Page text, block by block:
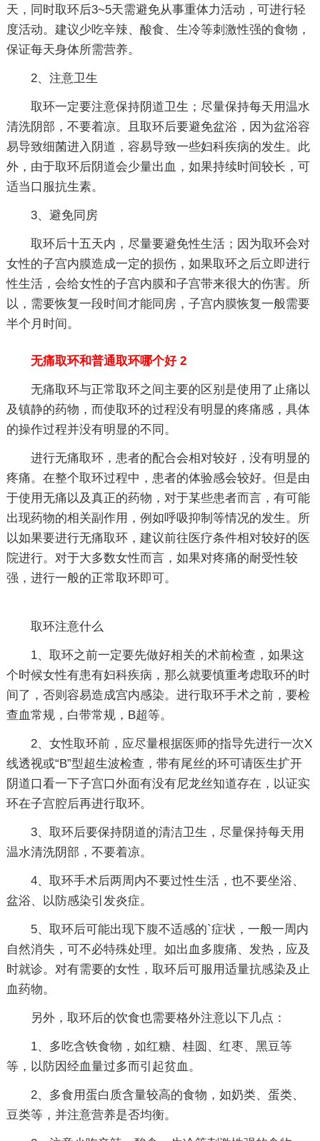
天，同时取环后3~5天需避免从事重体力活动，可进行轻
度活动。建议少吃辛辣、酸食、生冷等刺激性强的食物，
保证每天身体所需营养。
2、注意卫生
取环一定要注意保持阴道卫生；尽量保持每天用温水
清洗阴部，不要着凉。且取环后要避免盆浴，因为盆浴容
易导致细菌进入阴道，容易导致一些妇科疾病的发生。此
外，由于取环后阴道会少量出血，如果持续时间较长，可
适当口服抗生素。
3、避免同房
取环后十五天内，尽量要避免性生活；因为取环会对
女性的子宫内膜造成一定的损伤，如果取环之后立即进行
性生活，会给女性的子宫内膜和子宫带来很大的伤害。所
以，需要恢复一段时间才能同房，子宫内膜恢复一般需要
半个月时间。
无痛取环和普通取环哪个好 2
无痛取环与正常取环之间主要的区别是使用了止痛以
及镇静的药物，而使取环的过程没有明显的疼痛感，具体
的操作过程并没有明显的不同。
进行无痛取环，患者的配合会相对较好，没有明显的
疼痛。在整个取环过程中，患者的体验感会较好。但是由
于使用无痛以及真正的药物，对于某些患者而言，有可能
出现药物的相关副作用，例如呼吸抑制等情况的发生。所
以如果要进行无痛取环，建议前往医疗条件相对较好的医
院进行。对于大多数女性而言，如果对疼痛的耐受性较
强，进行一般的正常取环即可。
取环注意什么
1、取环之前一定要先做好相关的术前检查，如果这
个时候女性有患有妇科疾病，那么就要慎重考虑取环的时
间了，否则容易造成宫内感染。进行取环手术之前，要检
查血常规，白带常规，B超等。
2、女性取环前，应尽量根据医师的指导先进行一次X
线透视或“B”型超生波检查，带有尾丝的环可请医生扩开
阴道口看一下子宫口外面有没有尼龙丝知道存在，以证实
环在子宫腔后再进行取环。
3、取环后要保持阴道的清洁卫生，尽量保持每天用
温水清洗阴部，不要着凉。
4、取环手术后两周内不要过性生活，也不要坐浴、
盆浴、以防感染引发炎症。
5、取环后可能出现下腹不适感的`症状，一般一周内
自然消失，可不必特殊处理。如出血多腹痛、发热，应及
时就诊。对有需要的女性，取环后可服用适量抗感染及止
血药物。
另外，取环后的饮食也需要格外注意以下几点：
1、多吃含铁食物，如红糖、桂圆、红枣、黑豆等
等，以防因经血量过多而引起贫血。
2、多食用蛋白质含量较高的食物，如奶类、蛋类、
豆类等，并注意营养是否均衡。